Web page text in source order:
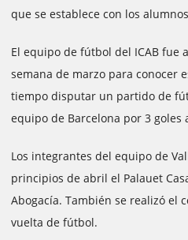
que se establece con los
El equipo de fútbol del ICAB fue
semana de marzo para conocer
tiempo disputar un partido de
equipo de Barcelona por 3 goles
Los integrantes del equipo de
principios de abril el Palauet
Abogacía. También se realizó el
vuelta de fútbol.